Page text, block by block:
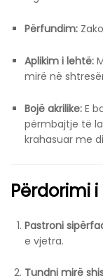
Përfundim:
Aplikim i lehtë:
mirë në
Bojë akrilike: E
përmbajtje të
krahasuar me
Përdorimi
Pastroni
e vjetra.
Tundni mirë